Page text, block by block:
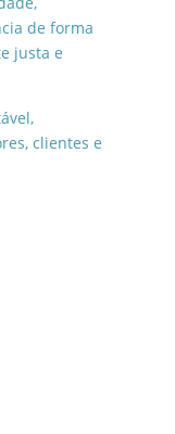
de forma
justa e
clientes e